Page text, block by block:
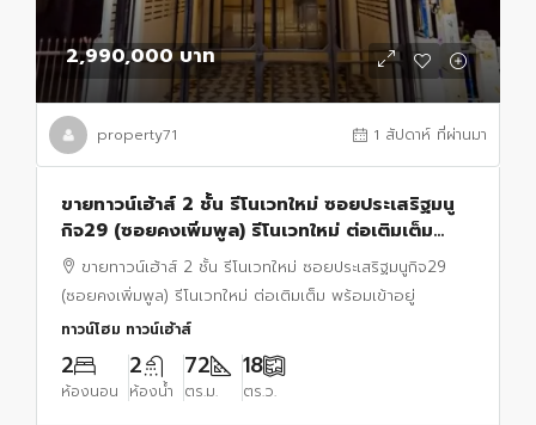
2,990,000 บาท
property71 1 สัปดาห์ ที่ผ่านมา
ขายทาวน์เฮ้าส์ 2 ชั้น รีโนเวทใหม่ ซอยประเสริฐมนู
กิจ29 (ซอยคงเพิ่มพูล) รีโนเวทใหม่ ต่อเติมเต็ม
พร้อมเข้าอยู่
ขายทาวน์เฮ้าส์ 2 ชั้น รีโนเวทใหม่ ซอยประเสริฐมนูกิจ29
(ซอยคงเพิ่มพูล) รีโนเวทใหม่ ต่อเติมเต็ม พร้อมเข้าอยู่
ทาวน์โฮม ทาวน์เฮ้าส์
2
ห้องนอน
2
ห้องน้ำ
72
ตร.ม.
18
ตร.ว.